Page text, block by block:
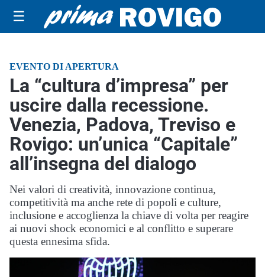
☰
EVENTO DI APERTURA
La “cultura d’impresa” per
uscire dalla recessione.
Venezia, Padova, Treviso e
Rovigo: un’unica “Capitale”
all’insegna del dialogo
Nei valori di creatività, innovazione continua,
competitività ma anche rete di popoli e culture,
inclusione e accoglienza la chiave di volta per reagire
ai nuovi shock economici e al conflitto e superare
questa ennesima sfida.